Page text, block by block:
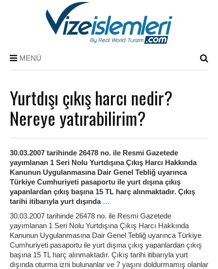
MENÜ
Yurtdışı çıkış harcı nedir?
Nereye yatırabilirim?
30.03.2007 tarihinde 26478 no. ile Resmi Gazetede
yayımlanan 1 Seri Nolu Yurtdışına Çıkış Harcı Hakkında
Kanunun Uygulanmasına Dair Genel Tebliğ uyarınca
Türkiye Cumhuriyeti pasaportu ile yurt dışına çıkış
yapanlardan çıkış başına 15 TL harç alınmaktadır. Çıkış
tarihi itibarıyla yurt dışında …
30.03.2007 tarihinde 26478 no. ile Resmi Gazetede
yayımlanan 1 Seri Nolu Yurtdışına Çıkış Harcı Hakkında
Kanunun Uygulanmasına Dair Genel Tebliğ uyarınca Türkiye
Cumhuriyeti pasaportu ile yurt dışına çıkış yapanlardan çıkış
başına 15 TL harç alınmaktadır. Çıkış tarihi itibarıyla yurt
dışında oturma izni bulunanlar ve 7 yaşını doldurmamış olanlar